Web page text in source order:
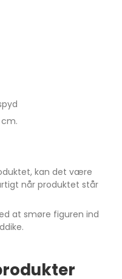
kan det være
når produktet står
at smøre figuren ind